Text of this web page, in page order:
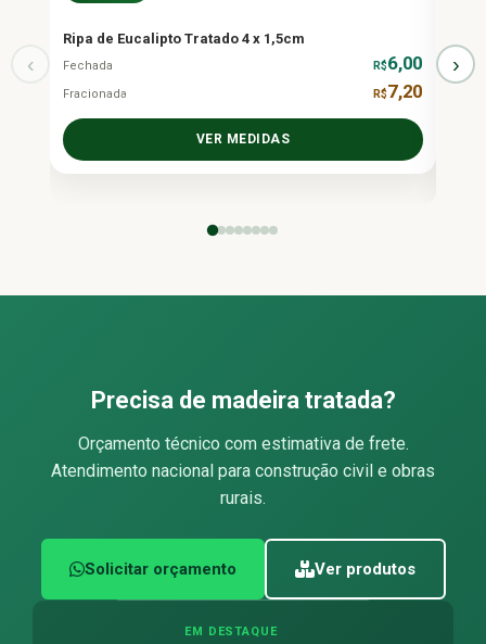
‹
Ripa de Eucalipto Tratado 4 x 1,5cm
Fechada R$6,00
Fracionada R$7,20
VER MEDIDAS
›
Precisa de madeira tratada?
Orçamento técnico com estimativa de frete.
Atendimento nacional para construção civil e obras
rurais.
Solicitar orçamento Ver produtos
EM DESTAQUE